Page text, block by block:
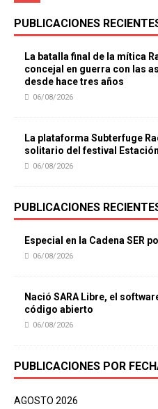
PUBLICACIONES
La batalla final de la mítica
concejal en guerra con las
desde hace tres años
06/08/2026
La plataforma Subterfuge
solitario del festival
06/08/2026
PUBLICACIONES
Especial en la Cadena SER
06/08/2026
Nació SARA Libre, el
código abierto
06/08/2026
PUBLICACIONES POR
AGOSTO 2026